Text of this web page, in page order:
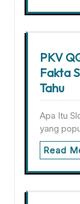
PKV
Fakta
Tahu
Apa Itu
yang
Read